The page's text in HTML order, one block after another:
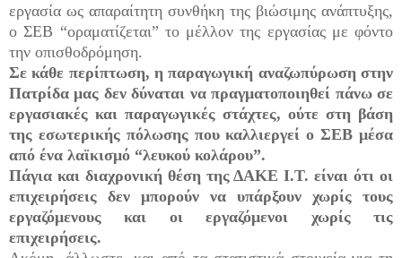
εργασία ως απαραίτητη συνθήκη της βιώσιμης ανάπτυξης,
ο ΣΕΒ “οραματίζεται” το μέλλον της εργασίας με φόντο
την οπισθοδρόμηση.
Σε κάθε περίπτωση, η παραγωγική αναζωπύρωση στην
Πατρίδα μας δεν δύναται να πραγματοποιηθεί πάνω σε
εργασιακές και παραγωγικές στάχτες, ούτε στη βάση
της εσωτερικής πόλωσης που καλλιεργεί ο ΣΕΒ μέσα
από ένα λαϊκισμό “λευκού κολάρου”.
Πάγια και διαχρονική θέση της ΔΑΚΕ Ι.Τ. είναι ότι οι
επιχειρήσεις δεν μπορούν να υπάρξουν χωρίς τους
εργαζόμενους και οι εργαζόμενοι χωρίς τις
επιχειρήσεις.